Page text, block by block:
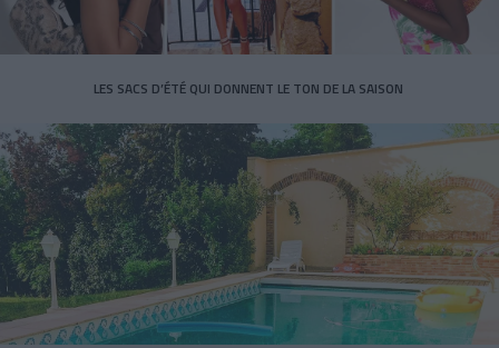
LES SACS D’ÉTÉ QUI DONNENT LE TON DE LA SAISON